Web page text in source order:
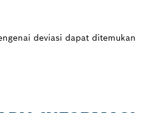
deviasi dapat ditemukan